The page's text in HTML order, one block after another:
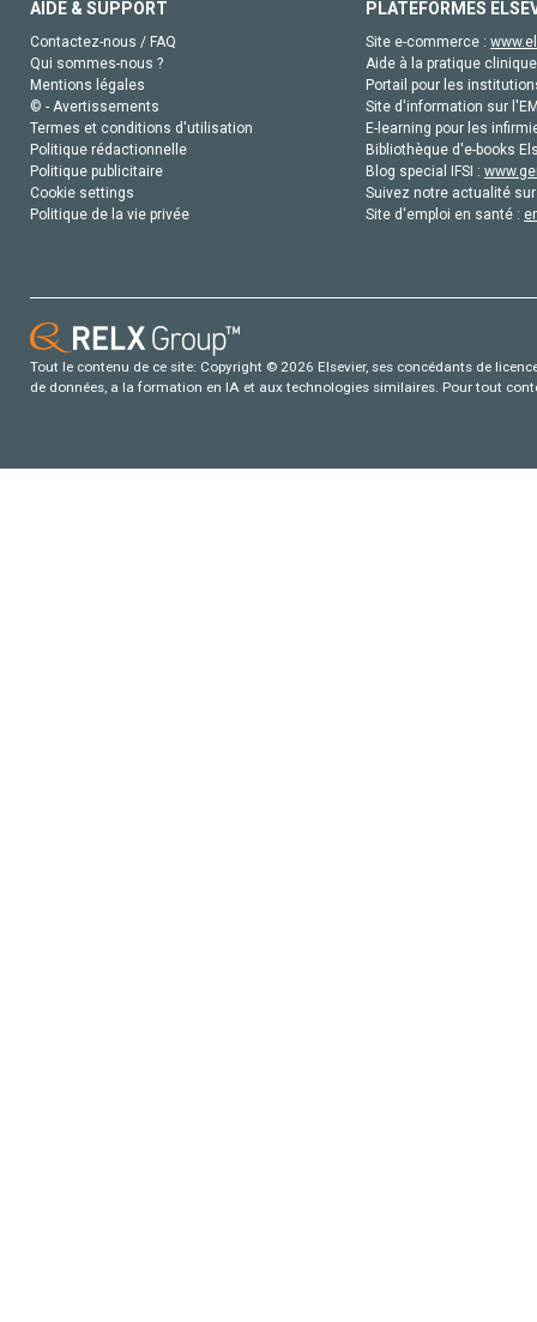
AIDE & SUPPORT
Contactez-nous / FAQ
Qui sommes-nous ?
Mentions légales
© - Avertissements
Termes et conditions d'utilisation
Politique rédactionnelle
Politique publicitaire
Cookie settings
Politique de la vie privée
PLATEFORMES
Site e-commerce :
Aide à la pratique
Portail pour les
Site d'information sur
E-learning pour les
Bibliothèque d'e-books
Blog special IFSI :
Suivez notre actualité
Site d'emploi en santé :
Tout le contenu de ce site: Copyright © 2026 Elsevier, ses concédants de
de données, a la formation en IA et aux technologies similaires. Pour tout